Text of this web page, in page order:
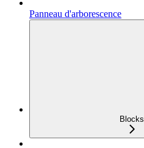
Panneau d'arborescence
Blocks